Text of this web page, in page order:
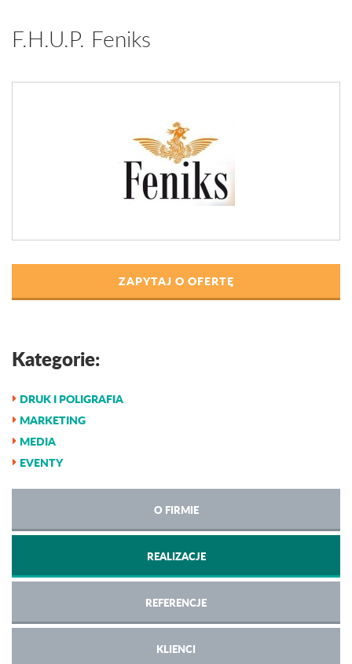
F.H.U.P. Feniks
ZAPYTAJ O OFERTĘ
Kategorie:
DRUK I POLIGRAFIA
MARKETING
MEDIA
EVENTY
O FIRMIE
REALIZACJE
REFERENCJE
KLIENCI